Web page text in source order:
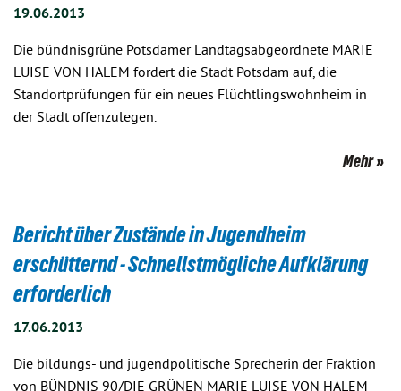
19.06.2013
Die bündnisgrüne Potsdamer Landtagsabgeordnete MARIE
LUISE VON HALEM fordert die Stadt Potsdam auf, die
Standortprüfungen für ein neues Flüchtlingswohnheim in
der Stadt offenzulegen.
Mehr
Bericht über Zustände in Jugendheim
erschütternd - Schnellstmögliche Aufklärung
erforderlich
17.06.2013
Die bildungs- und jugendpolitische Sprecherin der Fraktion
von BÜNDNIS 90/DIE GRÜNEN MARIE LUISE VON HALEM